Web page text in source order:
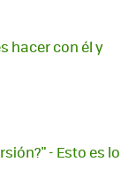
hacer con él y
- Esto es lo